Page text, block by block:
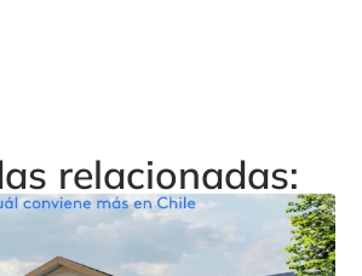
relacionadas: